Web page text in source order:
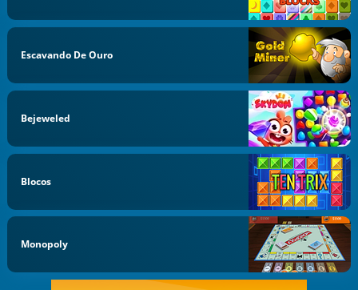
Escavando De Ouro
Bejeweled
Blocos
Monopoly